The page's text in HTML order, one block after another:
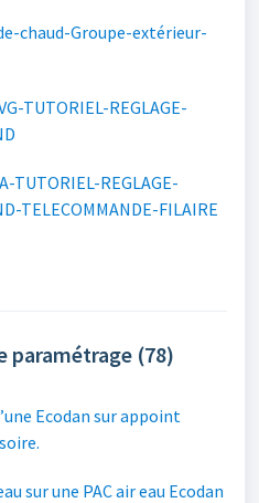
chaud-Groupe-extérieur-
TUTORIEL-REGLAGE-
TUTORIEL-REGLAGE-
TELECOMMANDE-FILAIRE
paramétrage (78)
Ecodan sur appoint
sur une PAC air eau Ecodan